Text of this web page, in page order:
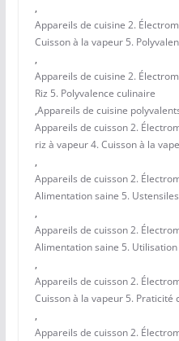
,
Appareils de cuisine 2.
Cuisson à la vapeur 5.
,
Appareils de cuisine 2.
Riz 5. Polyvalence culinaire
,Appareils de cuisine
Appareils de cuisson 2.
riz à vapeur 4. Cuisson à la
,
Appareils de cuisson 2.
Alimentation saine 5.
,
Appareils de cuisson 2.
Alimentation saine 5.
,
Appareils de cuisson 2.
Cuisson à la vapeur 5. Praticité
,
Appareils de cuisson 2.